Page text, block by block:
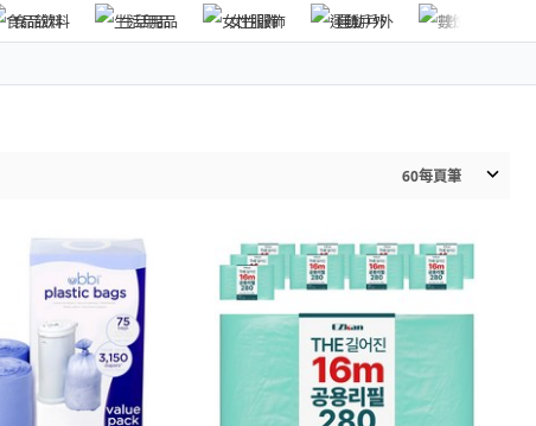
食品飲料 生活用品 女性服飾 運動戶外 數位家電
60每頁筆